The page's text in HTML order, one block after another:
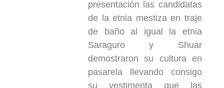
presentación las candidatas
de la etnia mestiza en traje
de baño al igual la etnia
Saraguro y Shuar
demostraron su cultura en
pasarela llevando consigo
su vestimenta que las